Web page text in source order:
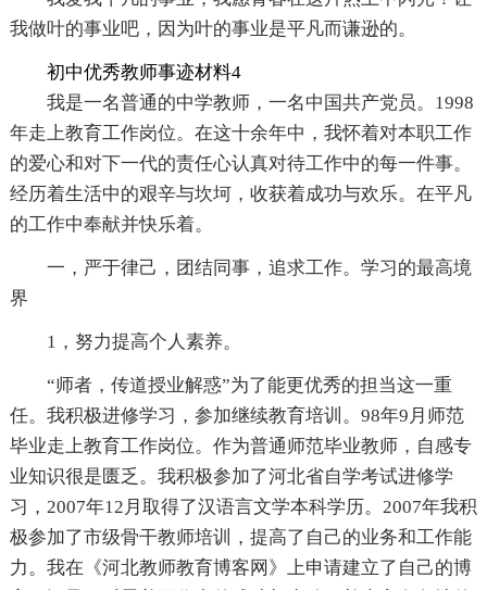
我做叶的事业吧，因为叶的事业是平凡而谦逊的。
初中优秀教师事迹材料4
我是一名普通的中学教师，一名中国共产党员。1998
年走上教育工作岗位。在这十余年中，我怀着对本职工作
的爱心和对下一代的责任心认真对待工作中的每一件事。
经历着生活中的艰辛与坎坷，收获着成功与欢乐。在平凡
的工作中奉献并快乐着。
一，严于律己，团结同事，追求工作。学习的最高境
界
1，努力提高个人素养。
“师者，传道授业解惑”为了能更优秀的担当这一重
任。我积极进修学习，参加继续教育培训。98年9月师范
毕业走上教育工作岗位。作为普通师范毕业教师，自感专
业知识很是匮乏。我积极参加了河北省自学考试进修学
习，2007年12月取得了汉语言文学本科学历。2007年我积
极参加了市级骨干教师培训，提高了自己的业务和工作能
力。我在《河北教师教育博客网》上申请建立了自己的博